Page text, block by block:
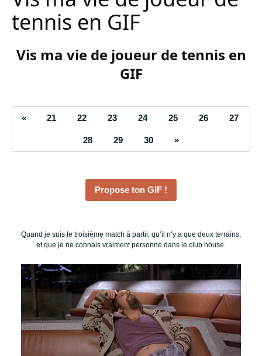
tennis en GIF
Vis ma vie de joueur de tennis en
GIF
« 21 22 23 24 25 26 27
28 29 30 »
Propose ton GIF !
Quand je suis le troisième match à partir, qu’il n’y a que deux terrains,
et que je ne connais vraiment personne dans le club house.